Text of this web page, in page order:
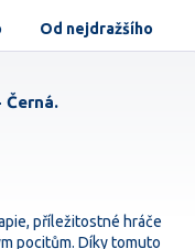
Od nejdražšího
Černá.
příležitostné hráče
pocitům. Díky tomuto